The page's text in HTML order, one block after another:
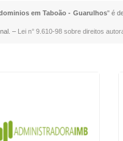
em Taboão - Guarulhos" é
– Lei n° 9.610-98 sobre direitos